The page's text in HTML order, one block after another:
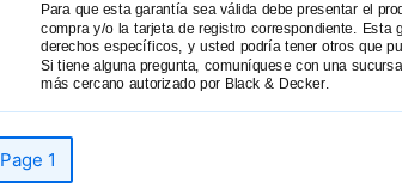
Para que esta garantía sea válida debe presentar el
compra y/o la tarjeta de registro correspondiente. Esta
derechos específicos, y usted podría tener otros que
Si tiene alguna pregunta, comuníquese con una
más cercano autorizado por Black & Decker.
Page 1